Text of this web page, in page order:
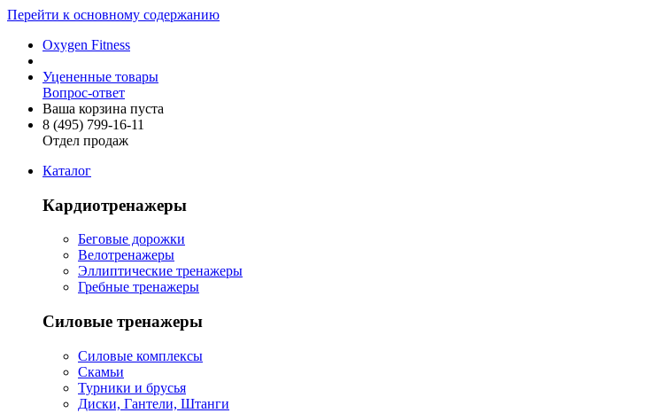
Перейти к основному содержанию
Oxygen Fitness
Уцененные товары
Вопрос-ответ
Ваша корзина пуста
8 (495) 799-16-11
Отдел продаж
Каталог
Кардиотренажеры
Беговые дорожки
Велотренажеры
Эллиптические тренажеры
Гребные тренажеры
Силовые тренажеры
Силовые комплексы
Скамьи
Турники и брусья
Диски, Гантели, Штанги